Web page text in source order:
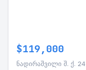
$119,000
ნადირაშვილი შ. ქ. 24